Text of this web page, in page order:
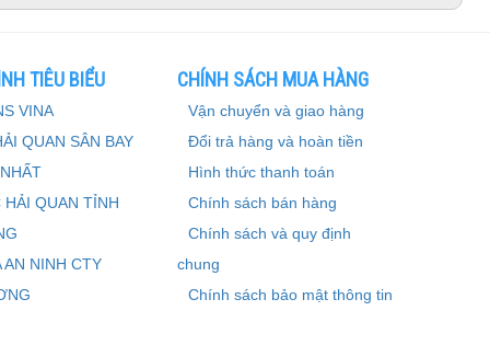
TIÊU BIỂU
VINA
QUAN SÂN BAY
HẢI QUAN TỈNH
AN NINH CTY
CHÍNH SÁCH MUA HÀNG
Vận chuyển và giao hàng
Đổi trả hàng và hoàn tiền
Hình thức thanh toán
Chính sách bán hàng
Chính sách và quy định
chung
Chính sách bảo mật thông tin